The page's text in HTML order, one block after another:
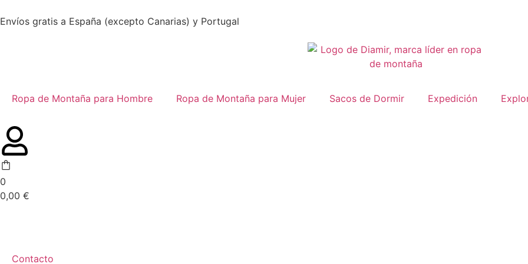
Envíos gratis a España (excepto Canarias) y Portugal
Ropa de Montaña para Hombre Ropa de Montaña para Mujer Sacos de Dormir Expedición
0
0,00 €
Contacto